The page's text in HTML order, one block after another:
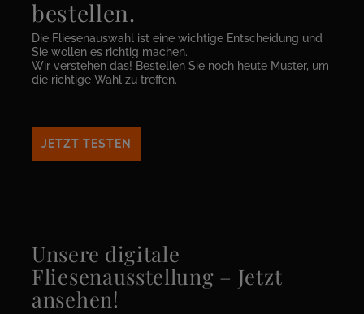
bestellen.
Die Fliesenauswahl ist eine wichtige Entscheidung und
Sie wollen es richtig machen.
Wir verstehen das! Bestellen Sie noch heute Muster, um
die richtige Wahl zu treffen.
JETZT TESTEN
Unsere digitale
Fliesenausstellung – Jetzt
ansehen!